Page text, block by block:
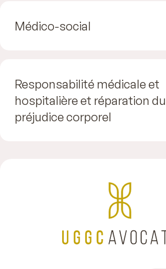
Médico-social
Responsabilité médicale et
hospitalière et réparation du
préjudice corporel